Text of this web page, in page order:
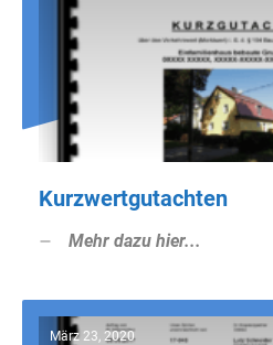
Kurzwertgutachten
Mehr dazu hier...
März 23, 2020